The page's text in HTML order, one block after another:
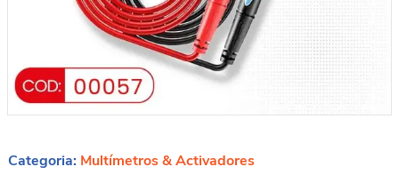
Categoria: Multímetros & Activadores